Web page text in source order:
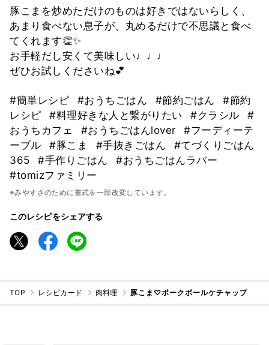
豚こまを炒めただけのものは好きではないらしく、
あまり食べない息子が、丸めるだけで不思議と食べ
てくれます👏✨
お手軽だし安くて美味しい♩♩♩
ぜひお試しくださいね💕
#簡単レシピ #おうちごはん #節約ごはん
#節約
レシピ
#料理好きな人と繋がりたい #クラシル
#
おうちカフェ
#おうちごはんlover
#フーディーテ
ーブル
#豚こま #手抜きごはん
#てづくりごはん
365
#手作りごはん
#おうちごはんラバー
#tomizファミリー
※みやすさのために書式を一部改変しています。
このレシピをシェアする
TOP レシピカード 肉料理 豚こま♡ポークボールケチャップ